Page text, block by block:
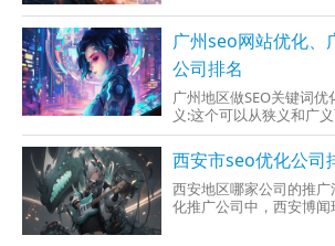
一定大于你的网站建设
纳分析说一下，做关键
掉的。企业做seo优化需
广州seo网站优化、
公司排名
广州地区做SEO关键词
义:这个可以从狭义和广
明，狭义的网站优化技
最粗糙的SEO工作，也就
搜索引擎检索到，行最简
排名的指标，使在搜索
前，加强搜索引擎
西安市seo优化公司
西安地区哪家公司的推
化推广公司中，西安博